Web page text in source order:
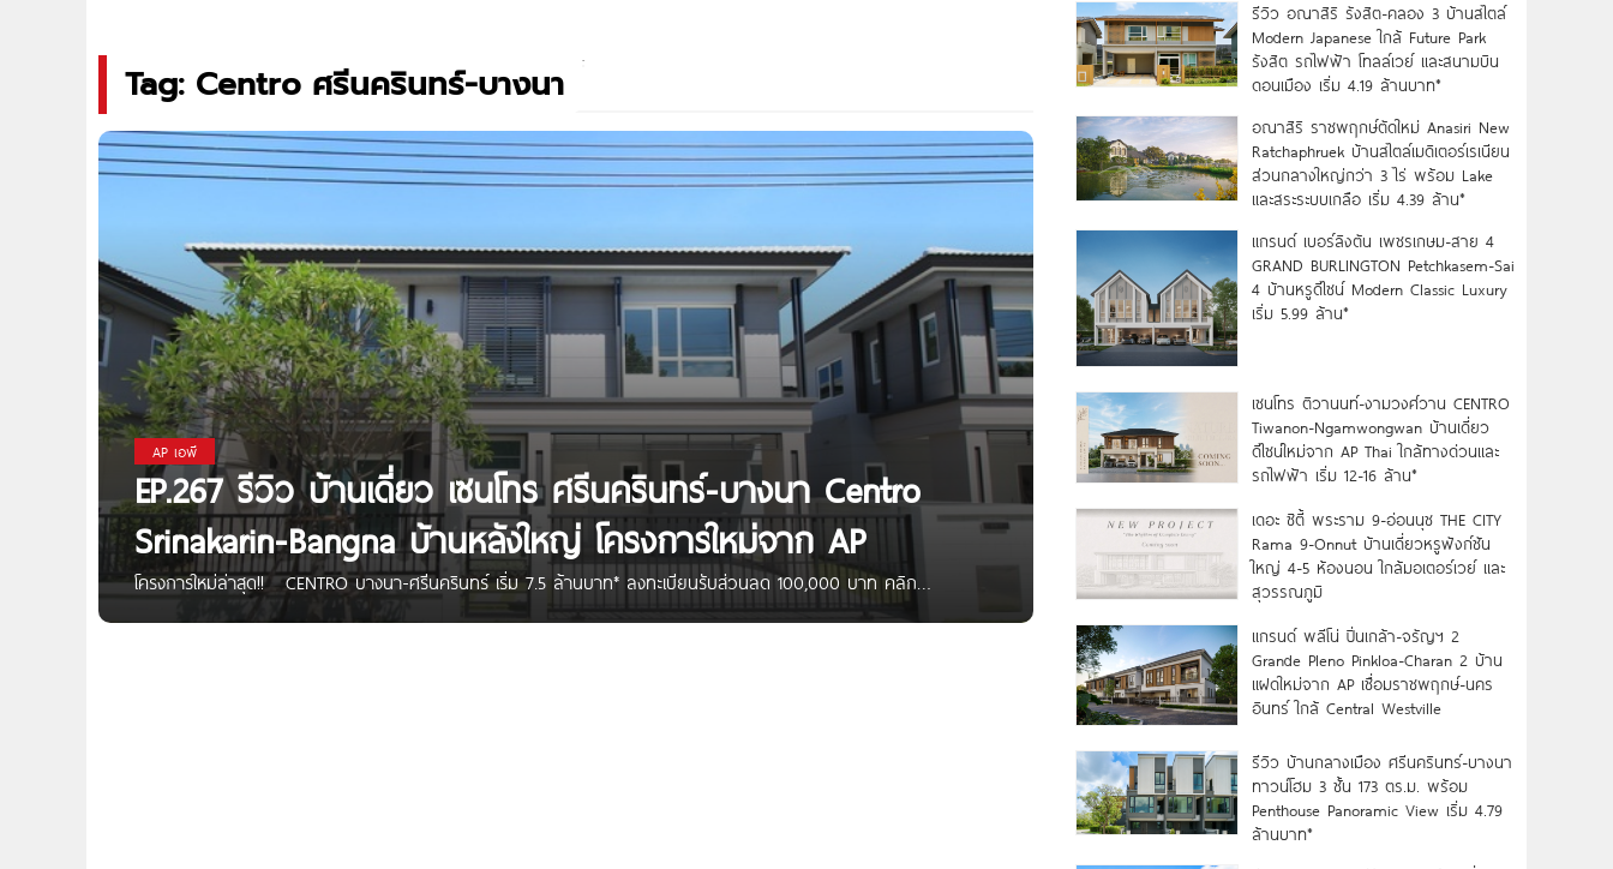
Tag: Centro ศรีนครินทร์-บางนา
AP เอพี
EP.267 รีวิว บ้านเดี่ยว เซนโทร ศรีนครินทร์-บางนา Centro
Srinakarin-Bangna บ้านหลังใหญ่ โครงการใหม่จาก AP
โครงการใหม่ล่าสุด!! CENTRO บางนา-ศรีนครินทร์ เริ่ม 7.5 ล้านบาท* ลงทะเบียนรับส่วนลด 100,000 บาท คลิก
https://bit.ly/3ro8tS9 สอบถามข้อมูลและโปรโมชันเพิ่มเติม โทร 1623 EP.267 รีวิว บ้านเดี่ยว เซนโทร ศรีนครินทร์-บางนา
รีวิว อณาสิริ รังสิต-คลอง 3 บ้านสไตล์
Modern Japanese ใกล้ Future Park
รังสิต รถไฟฟ้า โทลล์เวย์ และสนามบิน
ดอนเมือง เริ่ม 4.19 ล้านบาท*
อณาสิริ ราชพฤกษ์ตัดใหม่ Anasiri New
Ratchaphruek บ้านสไตล์เมดิเตอร์เรเนียน
ส่วนกลางใหญ่กว่า 3 ไร่ พร้อม Lake
และสระระบบเกลือ เริ่ม 4.39 ล้าน*
แกรนด์ เบอร์ลิงตัน เพชรเกษม-สาย 4
GRAND BURLINGTON Petchkasem-Sai
4 บ้านหรูดีไซน์ Modern Classic Luxury
เริ่ม 5.99 ล้าน*
เซนโทร ติวานนท์-งามวงศ์วาน CENTRO
Tiwanon-Ngamwongwan บ้านเดี่ยว
ดีไซน์ใหม่จาก AP Thai ใกล้ทางด่วนและ
รถไฟฟ้า เริ่ม 12-16 ล้าน*
เดอะ ซิตี้ พระราม 9-อ่อนนุช THE CITY
Rama 9-Onnut บ้านเดี่ยวหรูฟังก์ชัน
ใหญ่ 4-5 ห้องนอน ใกล้มอเตอร์เวย์ และ
สุวรรณภูมิ
แกรนด์ พลีโน่ ปิ่นเกล้า-จรัญฯ 2
Grande Pleno Pinkloa-Charan 2 บ้าน
แฝดใหม่จาก AP เชื่อมราชพฤกษ์-นคร
อินทร์ ใกล้ Central Westville
รีวิว บ้านกลางเมือง ศรีนครินทร์-บางนา
ทาวน์โฮม 3 ชั้น 173 ตร.ม. พร้อม
Penthouse Panoramic View เริ่ม 4.79
ล้านบาท*